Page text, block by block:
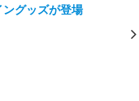
ングッズが登場